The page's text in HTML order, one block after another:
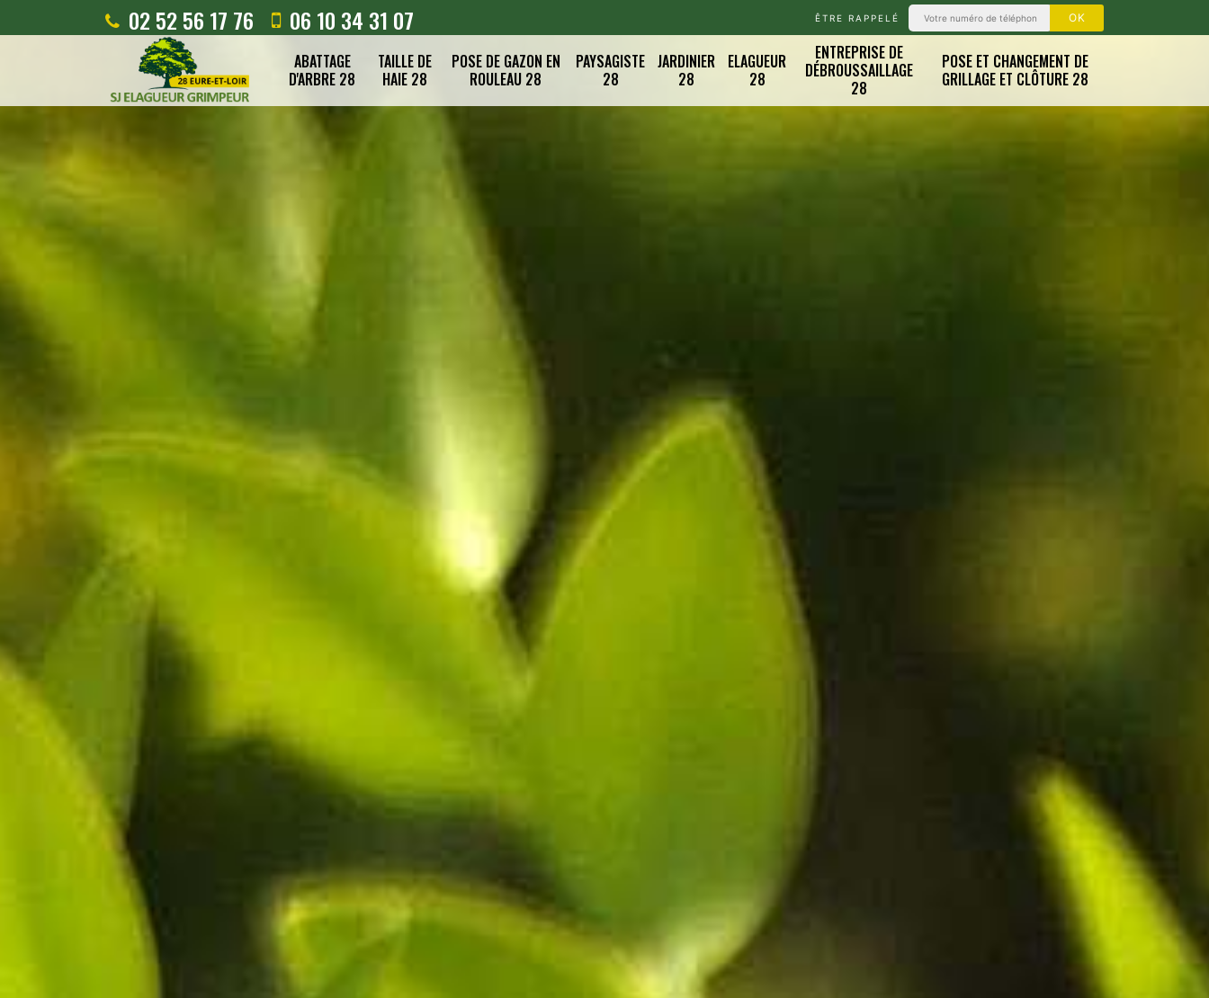
02 52 56 17 76 06 10 34 31 07 ÊTRE RAPPELÉ
ABATTAGE
D'ARBRE 28
TAILLE DE
HAIE 28
POSE DE GAZON EN
ROULEAU 28
PAYSAGISTE
28
JARDINIER
28
ELAGUEUR
28
ENTREPRISE DE
DÉBROUSSAILLAGE
28
POSE ET CHANGEMENT DE
GRILLAGE ET CLÔTURE 28